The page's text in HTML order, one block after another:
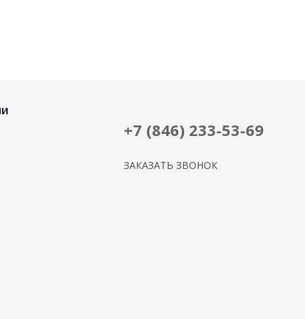
+7 (846) 233-53-69
ЗАКАЗАТЬ ЗВОНОК